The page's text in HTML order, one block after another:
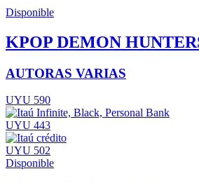
Disponible
KPOP DEMON
AUTORAS VARIAS
UYU 590
UYU 443
UYU 502
Disponible